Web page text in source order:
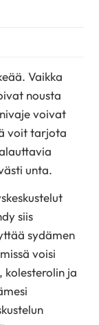
Vaikka
nousta
voivat
voit tarjota
unta.
siis
sydämen
voisi
kolesterolin ja